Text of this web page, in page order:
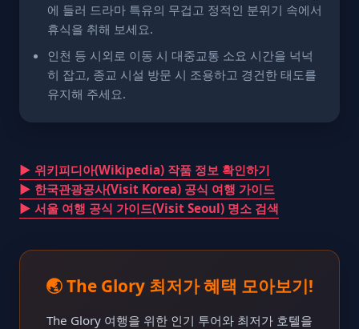
에 들러 드라마 특유의 무겁고 정적인 분위기 속에서
휴식을 취해 보세요.
인천 등 시외로 이동 시 대중교통 소요 시간을 넉넉
히 잡고, 종교 시설 방문 시 조용하고 경건한 태도를
유지해 주세요.
▶ 위키피디아(Wikipedia) 작품 정보 확인하기
▶ 한국관광공사(Visit Korea) 공식 여행 가이드
▶ 서울 여행 공식 가이드(Visit Seoul) 명소 검색
🌏 The Glory 최저가 혜택 모아보기!
The Glory 여행을 위한 인기 투어와 최저가 호텔을